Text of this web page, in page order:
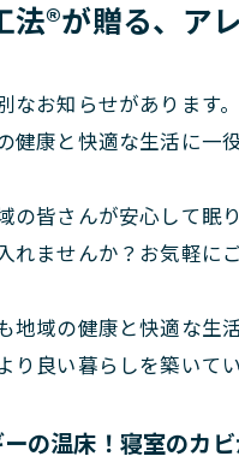
法®が贈る、ア
なお知らせがあります
健康と快適な生活に一
の皆さんが安心して眠
れませんか？お気軽に
地域の健康と快適な生
り良い暮らしを築いて
の温床！寝室のカ